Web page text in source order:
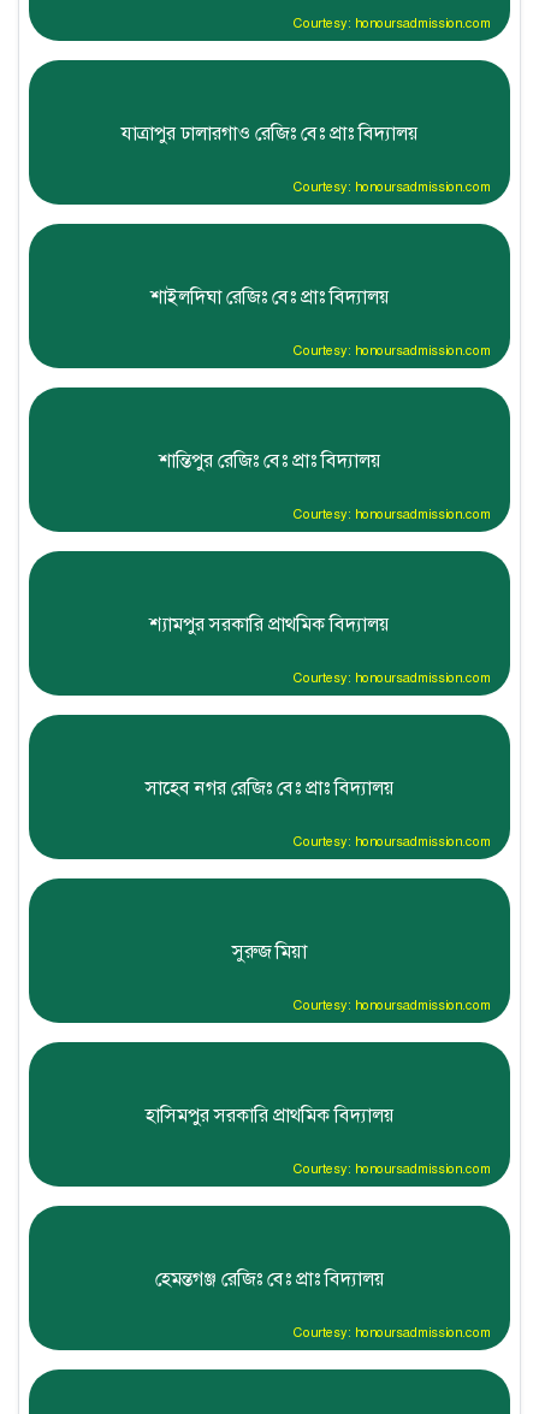
Courtesy: honoursadmission.com
যাত্রাপুর ঢালারগাও রেজিঃ বেঃ প্রাঃ বিদ্যালয়
Courtesy: honoursadmission.com
শাইলদিঘা রেজিঃ বেঃ প্রাঃ বিদ্যালয়
Courtesy: honoursadmission.com
শান্তিপুর রেজিঃ বেঃ প্রাঃ বিদ্যালয়
Courtesy: honoursadmission.com
শ্যামপুর সরকারি প্রাথমিক বিদ্যালয়
Courtesy: honoursadmission.com
সাহেব নগর রেজিঃ বেঃ প্রাঃ বিদ্যালয়
Courtesy: honoursadmission.com
সুরুজ মিয়া
Courtesy: honoursadmission.com
হাসিমপুর সরকারি প্রাথমিক বিদ্যালয়
Courtesy: honoursadmission.com
হেমন্তগঞ্জ রেজিঃ বেঃ প্রাঃ বিদ্যালয়
Courtesy: honoursadmission.com